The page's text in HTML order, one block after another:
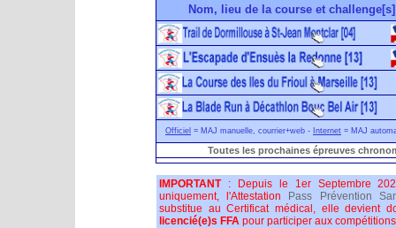
Nom, lieu de la course et challenge[s]
Officiel = MAJ manuelle, courrier+web - Internet = MAJ
Toutes les prochaines épreuves
IMPORTANT: Depuis le 1er Septembre
uniquement, l'Attestation
Pass Prévention
substitue au Certificat médical, elle devient
licencié(e)s FFA pour participer aux